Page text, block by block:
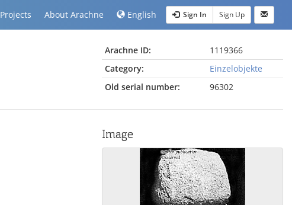
Projects About Arachne English Sign In Sign Up
Arachne ID:
1119366
Category:
Einzelobjekte
Old serial number:
96302
Image